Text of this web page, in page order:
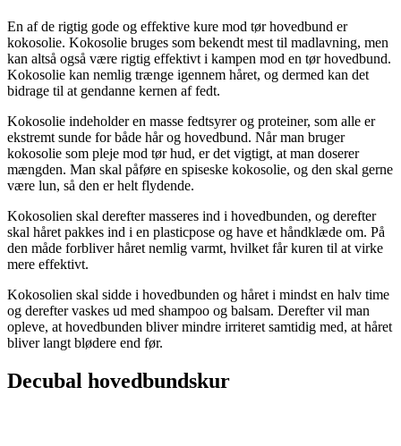
En af de rigtig gode og effektive kure mod tør hovedbund er
kokosolie. Kokosolie bruges som bekendt mest til madlavning, men
kan altså også være rigtig effektivt i kampen mod en tør hovedbund.
Kokosolie kan nemlig trænge igennem håret, og dermed kan det
bidrage til at gendanne kernen af fedt.
Kokosolie indeholder en masse fedtsyrer og proteiner, som alle er
ekstremt sunde for både hår og hovedbund. Når man bruger
kokosolie som pleje mod tør hud, er det vigtigt, at man doserer
mængden. Man skal påføre en spiseske kokosolie, og den skal gerne
være lun, så den er helt flydende.
Kokosolien skal derefter masseres ind i hovedbunden, og derefter
skal håret pakkes ind i en plasticpose og have et håndklæde om. På
den måde forbliver håret nemlig varmt, hvilket får kuren til at virke
mere effektivt.
Kokosolien skal sidde i hovedbunden og håret i mindst en halv time
og derefter vaskes ud med shampoo og balsam. Derefter vil man
opleve, at hovedbunden bliver mindre irriteret samtidig med, at håret
bliver langt blødere end før.
Decubal hovedbundskur